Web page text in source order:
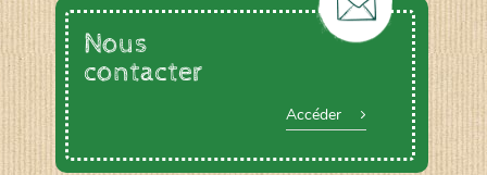
Nous
contacter
Accéder